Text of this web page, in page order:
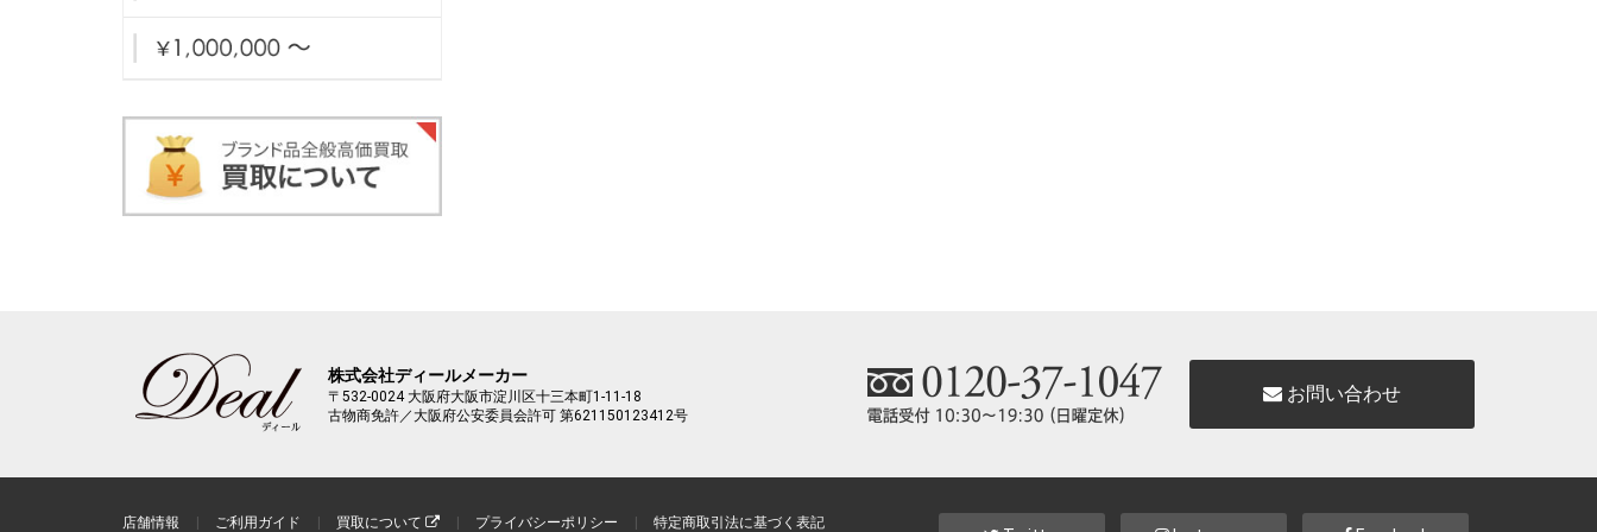
株式会社ディールメーカー
〒532-0024大阪府大阪市淀川区十三本町1-11-18
古物商免許／大阪府公安委員会許可 第621150123412号
お問い合わせ
店舗情報 ご利用ガイド 買取について プライバシーポリシー 特定商取引法に基づく表記